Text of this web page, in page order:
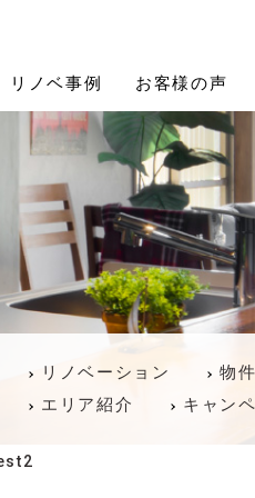
リノベ事例 お客様の声
リノベーション 物
エリア紹介
キャン